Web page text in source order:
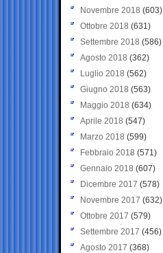
Novembre 2018 (603)
Ottobre 2018 (631)
Settembre 2018 (586)
Agosto 2018 (362)
Luglio 2018 (562)
Giugno 2018 (563)
Maggio 2018 (634)
Aprile 2018 (547)
Marzo 2018 (599)
Febbraio 2018 (571)
Gennaio 2018 (607)
Dicembre 2017 (578)
Novembre 2017 (632)
Ottobre 2017 (579)
Settembre 2017 (456)
Agosto 2017 (368)